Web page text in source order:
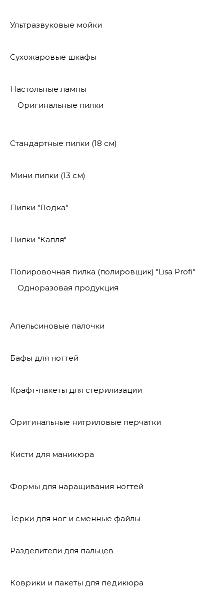
Ультразвуковые мойки
Сухожаровые шкафы
Настольные лампы
Оригинальные пилки
Стандартные пилки (18 см)
Мини пилки (13 см)
Пилки "Лодка"
Пилки "Капля"
Полировочная пилка (полировщик) "Lisa Profi"
Одноразовая продукция
Апельсиновые палочки
Бафы для ногтей
Крафт-пакеты для стерилизации
Оригинальные нитриловые перчатки
Кисти для маникюра
Формы для наращивания ногтей
Терки для ног и сменные файлы
Разделители для пальцев
Коврики и пакеты для педикюра